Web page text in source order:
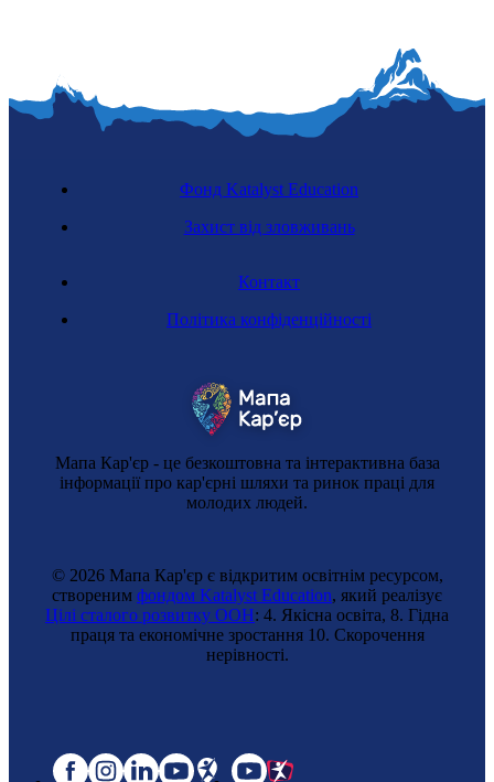
Торговельний представник
Відбудова України
Мапа Кар'єр - це безкоштовна та інтерактивна база
інформації про кар'єрні шляхи та ринок праці для
молодих людей.
Контакт
Політика конфіденційності
Фонд Katalyst Education
Захист від зловживань
© 2026 Мапа Кар'єр є відкритим освітнім ресурсом,
створеним фондом Katalyst Education, який реалізує
Цілі сталого розвитку ООН: 4. Якісна освіта, 8. Гідна
праця та економічне зростання 10. Cкорочення
нерівності.